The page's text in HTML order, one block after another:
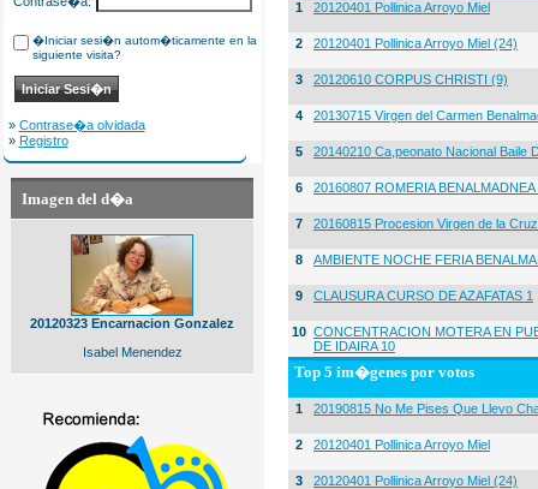
�Iniciar sesi�n autom�ticamente en la
siguiente visita?
» Contrase�a olvidada
» Registro
Imagen del d�a
20120323 Encarnacion Gonzalez
Isabel Menendez
1 20120401 Pollinica Arroyo Miel
2 20120401 Pollinica Arroyo Miel (24)
3 20120610 CORPUS CHRISTI (9)
4 20130715 Virgen del Carmen
5 20140210 Ca,peonato Nacional Baile
6 20160807 ROMERIA
7 20160815 Procesion Virgen de la
8 AMBIENTE NOCHE FERIA
9 CLAUSURA CURSO DE AZAFATAS 1
10 CONCENTRACION MOTERA EN
DE IDAIRA 10
Top 5 im�genes por votos
1 20190815 No Me Pises Que Llevo
2 20120401 Pollinica Arroyo Miel
3 20120401 Pollinica Arroyo Miel (24)